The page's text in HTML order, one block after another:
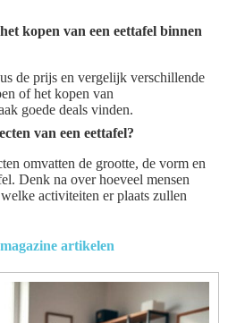
kopen van een eettafel binnen
de prijs en vergelijk verschillende
of het kopen van
goede deals vinden.
van een eettafel?
omvatten de grootte, de vorm en
Denk na over hoeveel mensen
activiteiten er plaats zullen
artikelen